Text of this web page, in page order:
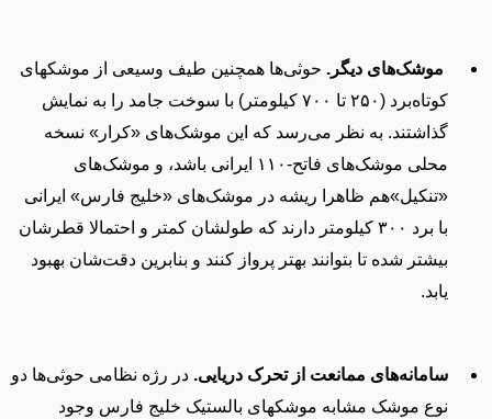
موشک‌های دیگر. حوثی‌ها همچنین طیف وسیعی از موشکهای
کوتاه‌برد (۲۵۰ تا ۷۰۰ کیلومتر)
با سوخت جامد را به نمایش
گذاشتند. به نظر می‌رسد که این موشک‌های «کرار» نسخه
محلی موشک‌های فاتح-۱۱۰ ایرانی باشد، و موشک‌های
«تنکیل»هم ظاهرا ریشه در موشک‌های «خلیج فارس»‌ ایرانی
با برد ۳۰۰ کیلومتر دارند که طولشان کمتر و احتمالا قطرشان
بیشتر شده تا بتوانند بهتر پرواز کنند و بنابرین دقت‌شان بهبود
یابد.
سامانه‌های ممانعت از تحرک دریایی. در رژه نظامی حوثی‌ها دو
نوع موشک مشابه موشکهای بالستیک خلیج فارس وجود